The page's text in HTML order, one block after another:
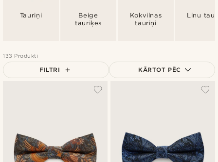
Tauriņi
Beige
tauriķes
Kokvilnas
tauriņi
Linu
133 Produkti
FILTRI KĀRTOT PĒC